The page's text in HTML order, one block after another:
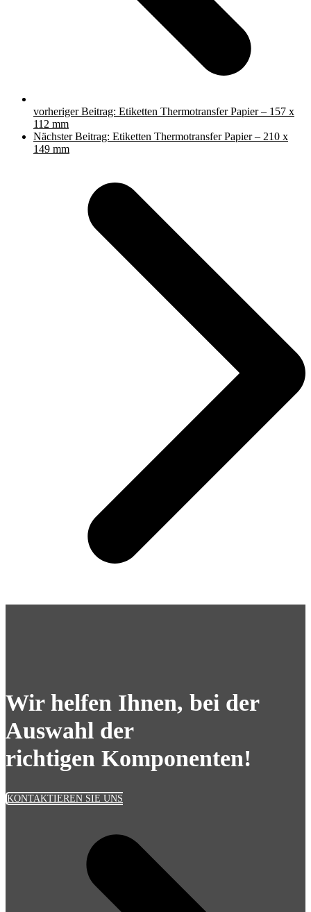
vorheriger Beitrag: Etiketten Thermotransfer Papier – 157 x
112 mm
Nächster Beitrag: Etiketten Thermotransfer Papier – 210 x
149 mm
Wir helfen Ihnen, bei der
Auswahl der
richtigen Komponenten!
KONTAKTIEREN SIE UNS